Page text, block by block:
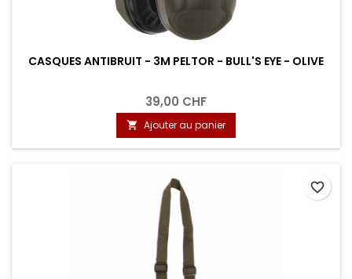
CASQUES ANTIBRUIT - 3M PELTOR - BULL'S EYE - OLIVE
39,00 CHF
 Ajouter au panier
favorite_border